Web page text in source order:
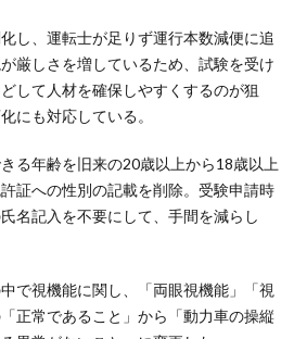
し、運転士が足りず運行本数減便に追
厳しさを増しているため、試験を受け
して人材を確保しやすくするのが狙
にも対応している。
る年齢を旧来の20歳以上から18歳以上
証への性別の記載を削除。受験申請時
名記入を不要にして、手間を減らし
で視機能に関し、「両眼視機能」「視
正常であること」から「動力車の操縦